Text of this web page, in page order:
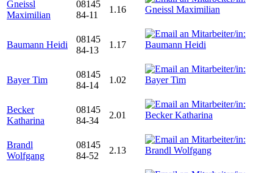
Gneissl
Maximilian
08145
84-11
1.16
Baumann Heidi
08145
84-13
1.17
Bayer Tim
08145
84-14
1.02
Becker
Katharina
08145
84-34
2.01
Brandl
Wolfgang
08145
84-52
2.13